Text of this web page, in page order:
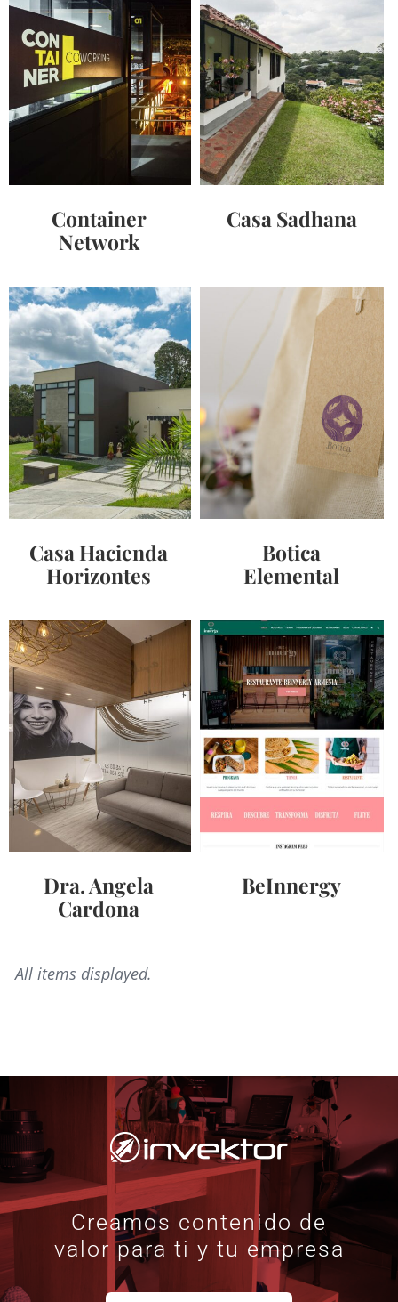
Container
Network
Container
Network
Casa
Sadhana
Casa Sadhana
Casa Hacienda
Horizontes
Botica
Elemental
Dra. Angela
Cardona
Dra. Angela
Cardona
BeInnergy
Creamos contenido de
valor para ti y tu empresa
CONTÁCTANOS